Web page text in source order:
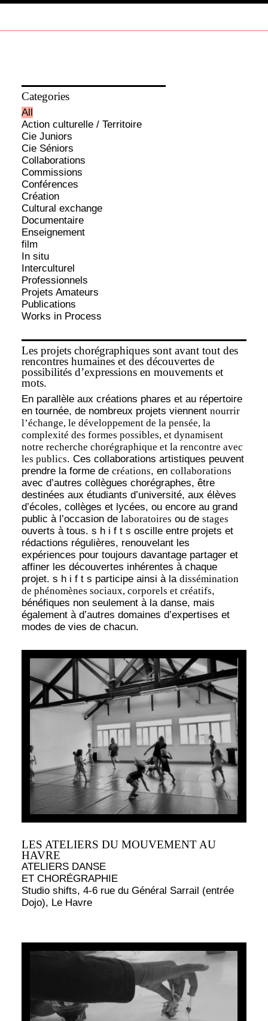
Categories
All
Action culturelle / Territoire
Cie Juniors
Cie Séniors
Collaborations
Commissions
Conférences
Création
Cultural exchange
Documentaire
Enseignement
film
In situ
Interculturel
Professionnels
Projets Amateurs
Publications
Works in Process
Les projets chorégraphiques sont avant tout des
rencontres humaines et des découvertes de
possibilités d’expressions en mouvements et
mots.
En parallèle aux créations phares et au répertoire
en tournée, de nombreux projets viennentnourrir
l’échange, le développement de la pensée, la
complexité des formes possibles, et dynamisent
notre recherche chorégraphique et la rencontre avec
les publics. Ces collaborations artistiques peuvent
prendre la forme decréations, encollaborations
avec d’autres collègues chorégraphes, être
destinées aux étudiants d’université, aux élèves
d’écoles, collèges et lycées, ou encore au grand
public à l’occasion delaboratoires ou destages
ouverts à tous. s h i f t s oscille entre projets et
rédactions régulières, renouvelant les
expériences pour toujours davantage partager et
affiner les découvertes inhérentes à chaque
projet. s h i f t s participe ainsi à ladissémination
de phénomènes sociaux, corporels et créatifs,
bénéfiques non seulement à la danse, mais
également à d’autres domaines d’expertises et
modes de vies de chacun.
LES ATELIERS DU MOUVEMENT AU
HAVRE
ATELIERS DANSE
ET CHORÉGRAPHIE
Studio shifts, 4-6 rue du Général Sarrail (entrée
Dojo), Le Havre